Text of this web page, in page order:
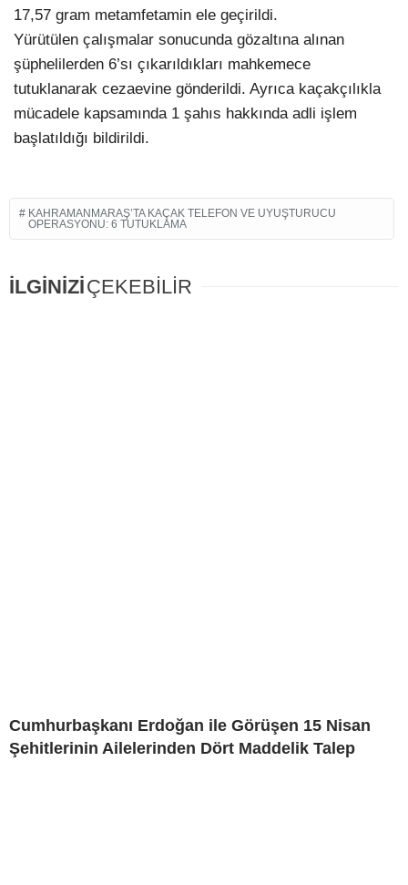
17,57 gram metamfetamin ele geçirildi.
Yürütülen çalışmalar sonucunda gözaltına alınan
şüphelilerden 6’sı çıkarıldıkları mahkemece
tutuklanarak cezaevine gönderildi. Ayrıca kaçakçılıkla
mücadele kapsamında 1 şahıs hakkında adli işlem
başlatıldığı bildirildi.
KAHRAMANMARAŞ’TA KAÇAK TELEFON VE UYUŞTURUCU
OPERASYONU: 6 TUTUKLAMA
İLGİNİZİÇEKEBİLİR
Cumhurbaşkanı Erdoğan ile Görüşen 15 Nisan
Şehitlerinin Ailelerinden Dört Maddelik Talep